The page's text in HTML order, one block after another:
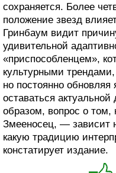
сохраняется. Более
положение звезд
Гринбаум видит
удивительной
«приспособленцем»,
культурными
но постоянно обновляя
оставаться
образом, вопрос о
Змееносец, — зависит
какую традицию
констатирует издание.